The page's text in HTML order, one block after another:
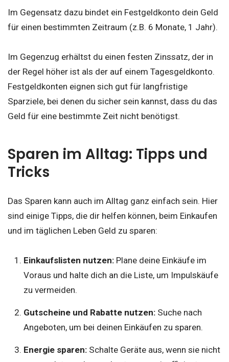
Im Gegensatz dazu bindet ein Festgeldkonto dein Geld
für einen bestimmten Zeitraum (z.B. 6 Monate, 1 Jahr).
Im Gegenzug erhältst du einen festen Zinssatz, der in
der Regel höher ist als der auf einem Tagesgeldkonto.
Festgeldkonten eignen sich gut für langfristige
Sparziele, bei denen du sicher sein kannst, dass du das
Geld für eine bestimmte Zeit nicht benötigst.
Sparen im Alltag: Tipps und
Tricks
Das Sparen kann auch im Alltag ganz einfach sein. Hier
sind einige Tipps, die dir helfen können, beim Einkaufen
und im täglichen Leben Geld zu sparen:
Einkaufslisten nutzen:Plane deine Einkäufe im
Voraus und halte dich an die Liste, um Impulskäufe
zu vermeiden.
Gutscheine und Rabatte nutzen:Suche nach
Angeboten, um bei deinen Einkäufen zu sparen.
Energie sparen:Schalte Geräte aus, wenn sie nicht